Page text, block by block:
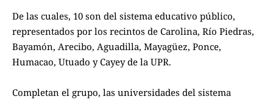
De las cuales, 10 son del sistema educativo público,
representados por los recintos de Carolina, Río Piedras,
Bayamón, Arecibo, Aguadilla, Mayagüez, Ponce,
Humacao, Utuado y Cayey de la UPR.
Completan el grupo, las universidades del sistema